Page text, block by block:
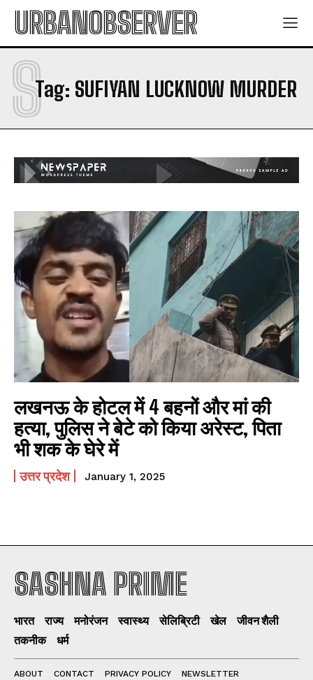
I WANT IN
URBANOBSERVER
Tag: SUFIYAN LUCKNOW MURDER
S
लखनऊ के होटल में 4 बहनों और मां की
हत्‍या, पुलिस ने बेटे को किया अरेस्‍ट, पिता
भी शक के घेरे में
उत्तर प्रदेश January 1, 2025
SASHNA PRIME
भारत राज्य मनोरंजन स्वास्थ्य सेलिब्रिटी खेल
जीवन शैली
तकनीक
धर्म
ABOUT CONTACT PRIVACY POLICY NEWSLETTER